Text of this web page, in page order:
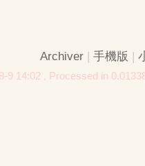
Archiver | 手機版 |
9 14:02 , Processed in